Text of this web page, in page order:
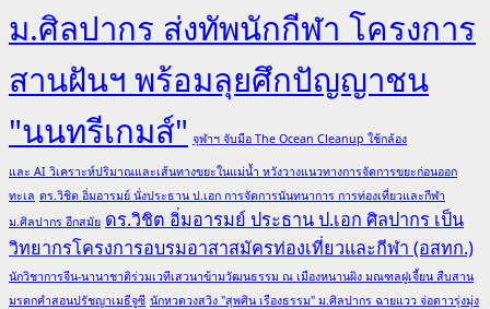
ม.ศิลปากร ส่งทัพนักกีฬา โครงการ
สานฝันฯ พร้อมลุยศึกปัญญาชน
"นนทรีเกมส์" จุฬาฯ จับมือ The Ocean Cleanup ใช้กล้อง
และ AI วิเคราะห์ปริมาณและเส้นทางขยะในแม่น้ำ หวังวางแนวทางการจัดการขยะก่อนออก
ทะเล ดร.วิชิต อิ่มอารมย์ นั่งประธาน ป.เอก การจัดการนันทนาการ การท่องเที่ยวและกีฬา
ม.ศิลปากร อีกสมัย ดร.วิชิต อิ่มอารมย์ ประธาน ป.เอก ศิลปากร เป็น
วิทยากรโครงการอบรมอาสาสมัครท่องเที่ยวและกีฬา (อสทก.)
นักวิชาการจีน-นานาชาติร่วมเวทีเสวนาข้ามวัฒนธรรม ณ เมืองหนานผิง มณฑลฝูเจี้ยน สืบสาน
มรดกคำสอนปรัชญาเมธีจูซี นักหวดวงสวิง "สุพศิน เรืองธรรม" ม.ศิลปากร ฉายแวว จ่อดาวรุ่งมุ่ง